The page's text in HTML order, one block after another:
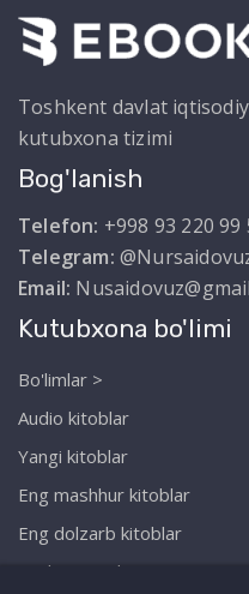
Toshkent davlat
kutubxona tizimi
Bog'lanish
Telefon: +998 93 220 99
Telegram:
Email:
Kutubxona bo'limi
Bo'limlar >
Audio kitoblar
Yangi kitoblar
Eng mashhur kitoblar
Eng dolzarb kitoblar
Biz haqimizda